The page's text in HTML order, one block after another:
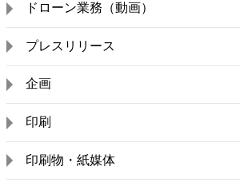
ドローン業務（動画）
プレスリリース
企画
印刷
印刷物・紙媒体